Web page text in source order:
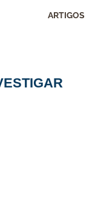
ARTIGOS